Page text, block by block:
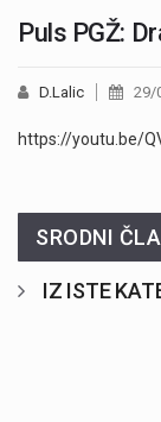
Puls PGŽ:
D.Lalic 29/
https://youtu.be/
SRODNI
IZ ISTE